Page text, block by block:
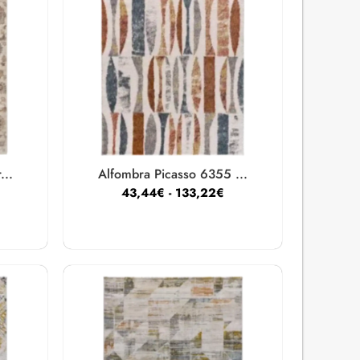
Alfombra Picasso 6355 ...
43,44€ - 133,22€